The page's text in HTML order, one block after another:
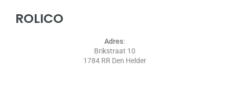
ROLICO
Adres:
Brikstraat 10
1784 RR Den Helder